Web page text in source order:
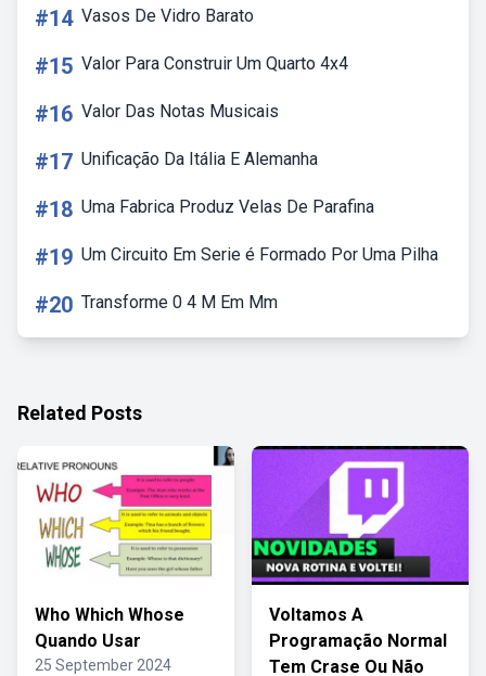
#14 Vasos De Vidro Barato
#15 Valor Para Construir Um Quarto 4x4
#16 Valor Das Notas Musicais
#17 Unificação Da Itália E Alemanha
#18 Uma Fabrica Produz Velas De Parafina
#19 Um Circuito Em Serie é Formado Por Uma Pilha
#20 Transforme 0 4 M Em Mm
Related Posts
Who Which Whose
Quando Usar
25 September 2024
Voltamos A
Programação Normal
Tem Crase Ou Não